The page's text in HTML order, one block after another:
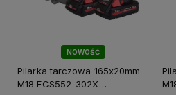
NOWOŚĆ
Pilarka tarczowa 165x20mm
M18 FCS552-302X